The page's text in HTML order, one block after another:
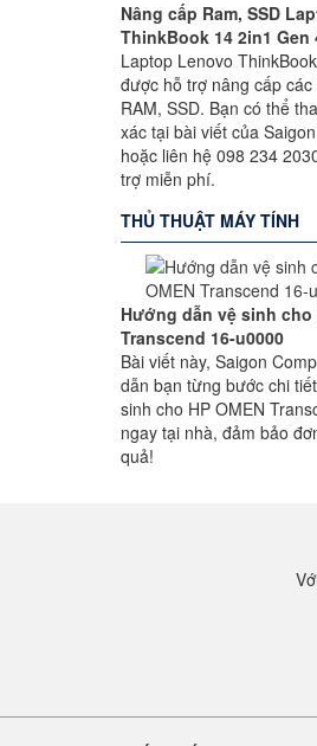
Nâng cấp Ram, SSD
ThinkBook 14 2in1 Gen
Laptop Lenovo
được hỗ trợ nâng cấp
RAM, SSD. Bạn có thể
xác tại bài viết của
hoặc liên hệ 098 234
trợ miễn phí.
THỦ THUẬT MÁY TÍNH
Hướng dẫn vệ sinh cho
Transcend 16-u0000
Bài viết này, Saigon
dẫn bạn từng bước chi
sinh cho HP OMEN
ngay tại nhà, đảm bảo
quả!